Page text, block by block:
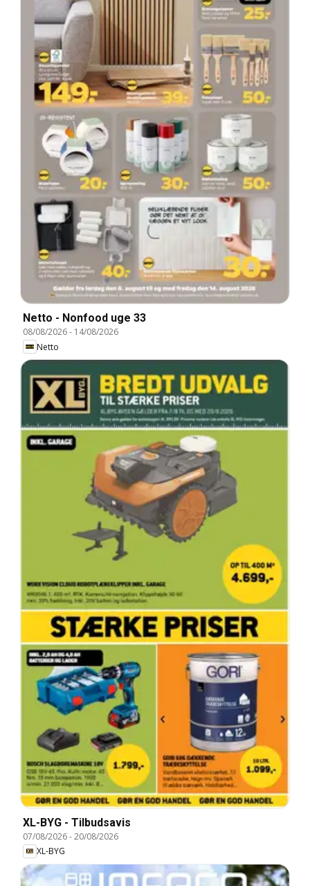
Netto - Nonfood uge 33
08/08/2026- 14/08/2026
Netto
XL-BYG - Tilbudsavis
07/08/2026-20/08/2026
XL-BYG